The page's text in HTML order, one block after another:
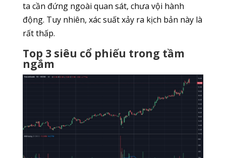
ta cần đứng ngoài quan sát, chưa vội hành
động. Tuy nhiên, xác suất xảy ra kịch bản này là
rất thấp.
Top 3 siêu cổ phiếu trong tầm
ngắm